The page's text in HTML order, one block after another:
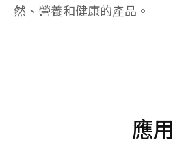
然、營養和健康的產品。
應用